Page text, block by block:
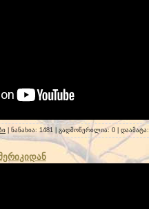
| ნანახია: 1481 | გადმოწერილია: 0 | დაამატა: